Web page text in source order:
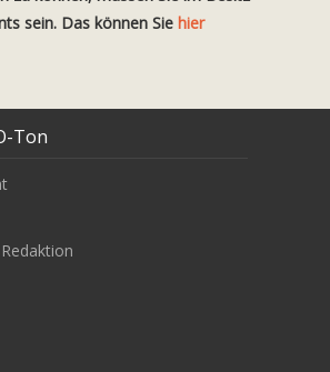
sein. Das können Sie hier
Ton